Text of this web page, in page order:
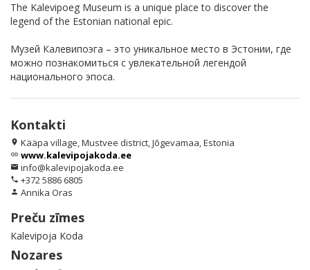
The Kalevipoeg Museum is a unique place to discover the
legend of the Estonian national epic.
Музей Калевипоэга – это уникальное место в Эстонии, где
можно познакомиться с увлекательной легендой
национального эпоса.
Kontakti
location_on Kääpa village, Mustvee district, Jõgevamaa, Estonia
link www.kalevipojakoda.ee
email info@kalevipojakoda.ee
phone +372 5886 6805
person Annika Oras
Preču zīmes
Kalevipoja Koda
Nozares